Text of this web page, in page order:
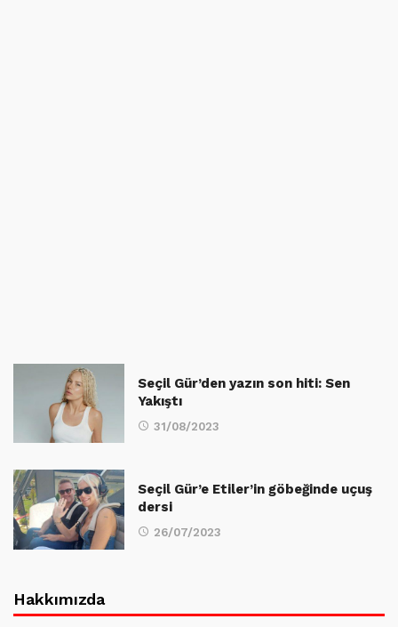
Seçil Gür’den yazın son hiti: Sen
Yakıştı
31/08/2023
Seçil Gür’e Etiler’in göbeğinde uçuş
dersi
26/07/2023
Hakkımızda